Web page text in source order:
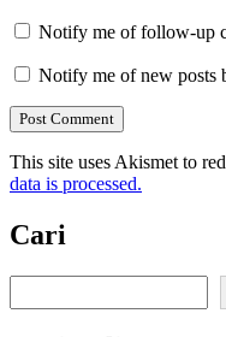
Notify me of follow-up
Notify me of new posts
This site uses Akismet to
data is processed.
Cari